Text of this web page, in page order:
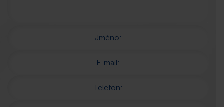
Jméno:
E-mail:
Telefon: